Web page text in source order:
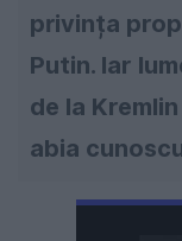
privința
Putin. Iar
de la
abia